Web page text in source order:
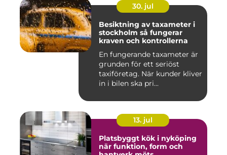
30. jul
Besiktning av taxameter i
stockholm så fungerar
kraven och kontrollerna
En fungerande taxameter är
grunden för ett seriöst
taxiföretag. När kunder kliver
in i bilen ska pri...
13. jul
Platsbyggt kök i nyköping
när funktion, form och